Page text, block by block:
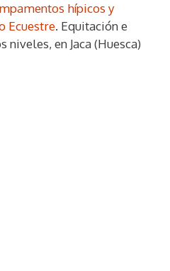
hípicos y
Ecuestre. Equitación e
en Jaca (Huesca)